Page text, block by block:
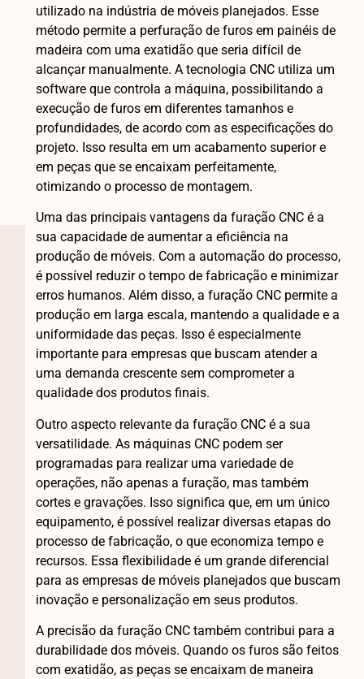
utilizado na indústria de móveis planejados. Esse
método permite a perfuração de furos em painéis de
madeira com uma exatidão que seria difícil de
alcançar manualmente. A tecnologia CNC utiliza um
software que controla a máquina, possibilitando a
execução de furos em diferentes tamanhos e
profundidades, de acordo com as especificações do
projeto. Isso resulta em um acabamento superior e
em peças que se encaixam perfeitamente,
otimizando o processo de montagem.
Uma das principais vantagens da furação CNC é a
sua capacidade de aumentar a eficiência na
produção de móveis. Com a automação do processo,
é possível reduzir o tempo de fabricação e minimizar
erros humanos. Além disso, a furação CNC permite a
produção em larga escala, mantendo a qualidade e a
uniformidade das peças. Isso é especialmente
importante para empresas que buscam atender a
uma demanda crescente sem comprometer a
qualidade dos produtos finais.
Outro aspecto relevante da furação CNC é a sua
versatilidade. As máquinas CNC podem ser
programadas para realizar uma variedade de
operações, não apenas a furação, mas também
cortes e gravações. Isso significa que, em um único
equipamento, é possível realizar diversas etapas do
processo de fabricação, o que economiza tempo e
recursos. Essa flexibilidade é um grande diferencial
para as empresas de móveis planejados que buscam
inovação e personalização em seus produtos.
A precisão da furação CNC também contribui para a
durabilidade dos móveis. Quando os furos são feitos
com exatidão, as peças se encaixam de maneira